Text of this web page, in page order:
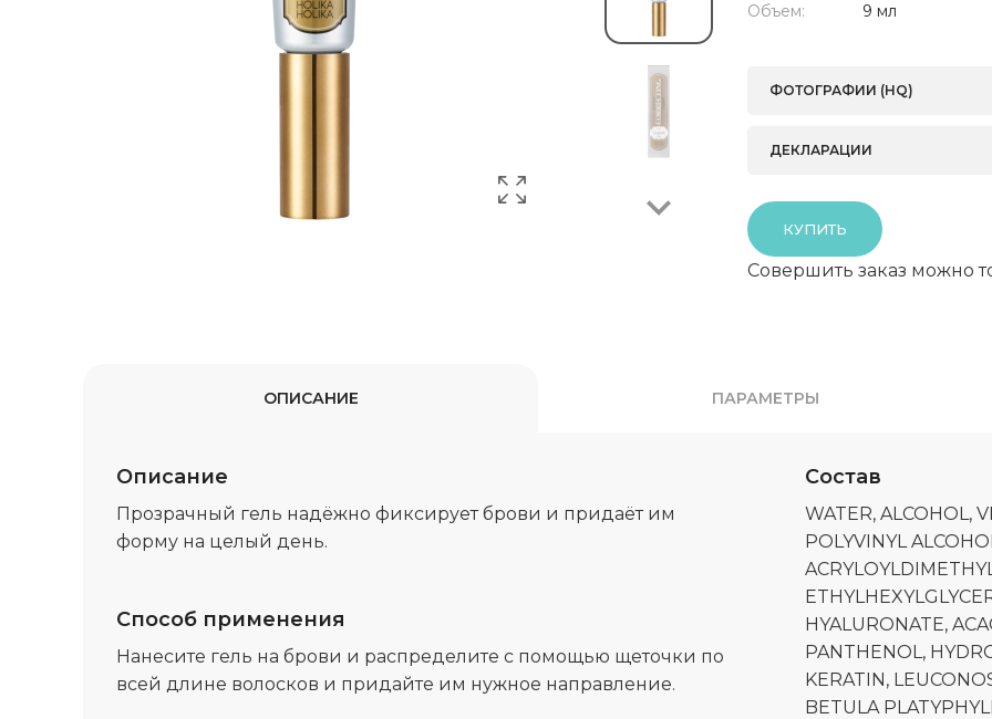
Next
Объем: 9 мл
ФОТОГРАФИИ (HQ)
ДЕКЛАРАЦИИ
КУПИТЬ
Совершить заказ можно
ОПИСАНИЕ ПАРАМЕТРЫ
Описание
Прозрачный гель надёжно фиксирует брови и придаёт им
форму на целый день.
Способ применения
Нанесите гель на брови и распределите с помощью щеточки по
всей длине волосков и придайте им нужное направление.
Состав
WATER, ALCOHOL,
POLYVINYL
HYALURONATE,
PANTHENOL,
KERATIN,
BETULA